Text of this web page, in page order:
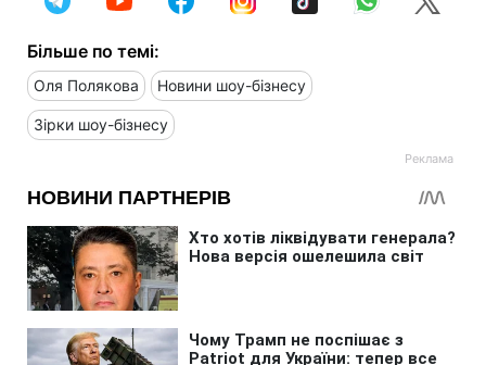
Більше по темі:
Оля Полякова Новини шоу-бізнесу
Зірки шоу-бізнесу